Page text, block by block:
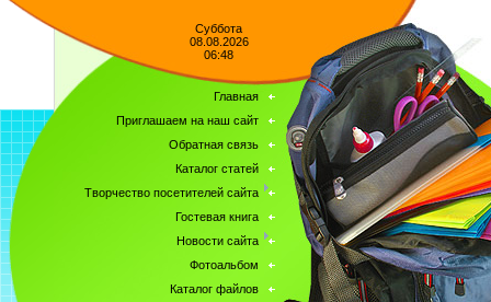
Суббота
08.08.2026
06:48
Главная
Приглашаем на наш сайт
Обратная связь
Каталог статей
Творчество посетителей сайта
Гостевая книга
Новости сайта
Фотоальбом
Каталог файлов